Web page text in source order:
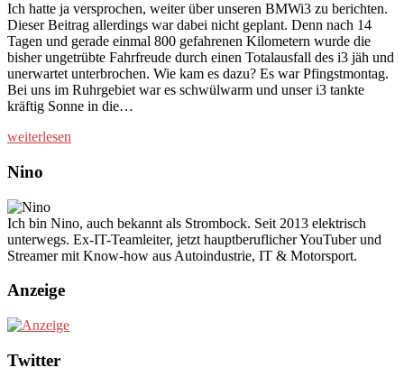
Ich hatte ja versprochen, weiter über unseren BMWi3 zu berichten.
Dieser Beitrag allerdings war dabei nicht geplant. Denn nach 14
Tagen und gerade einmal 800 gefahrenen Kilometern wurde die
bisher ungetrübte Fahrfreude durch einen Totalausfall des i3 jäh und
unerwartet unterbrochen. Wie kam es dazu? Es war Pfingstmontag.
Bei uns im Ruhrgebiet war es schwülwarm und unser i3 tankte
kräftig Sonne in die…
weiterlesen
Nino
Ich bin Nino, auch bekannt als Strombock. Seit 2013 elektrisch
unterwegs. Ex-IT-Teamleiter, jetzt hauptberuflicher YouTuber und
Streamer mit Know-how aus Autoindustrie, IT & Motorsport.
Anzeige
Twitter